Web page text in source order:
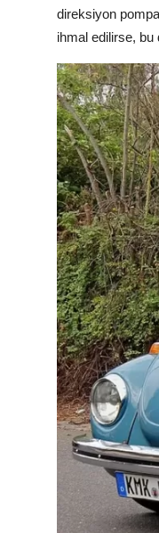
direksiyon
ihmal edilirse, bu